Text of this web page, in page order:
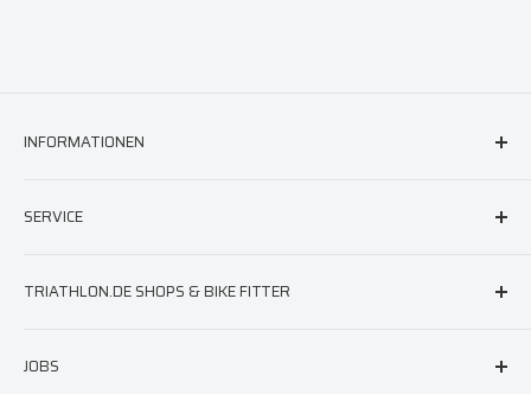
INFORMATIONEN
AGB
Widerruf
Datenschutz
SERVICE
Neoprenberatung
Neoprenreparatur
TRIATHLON.DE SHOPS & BIKE FITTER
München
JOBS